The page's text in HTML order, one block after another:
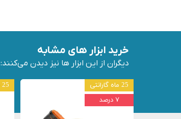
25 ماه گارانتی
۷ درصد
25 ماه گارانتی
خرید ابزار های مشابه
دیگران از این ابزار ها نیز دیدن می‌کنند: